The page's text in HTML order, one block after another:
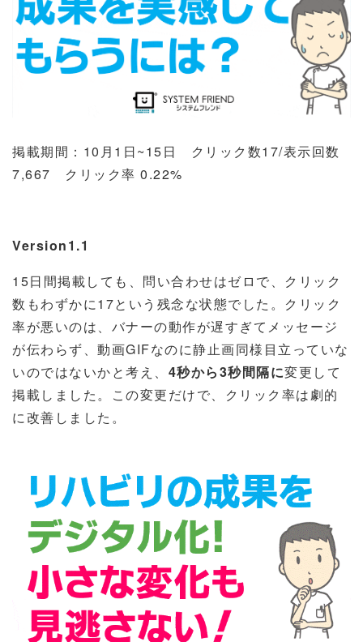
掲載期間： 10 月 1 日~15日 クリック数17/表示回数
7,667 クリック率 0.22%
Version1.1
15日間掲載しても、問い合わせはゼロで、クリック
数もわずかに17という残念な状態でした。クリック
率が悪いのは、バナーの動作が遅すぎてメッセージ
が伝わらず、動画GIFなのに静止画同様目立っていな
いのではないかと考え、 4秒から3秒間隔に変更して
掲載しました。この変更だけで、クリック率は劇的
に改善しました。